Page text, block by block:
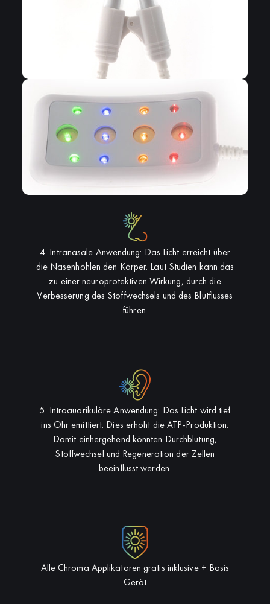
4. Intranasale Anwendung: Das Licht erreicht über
die Nasenhöhlen den Körper. Laut Studien kann das
zu einer neuroprotektiven Wirkung, durch die
Verbesserung des Stoffwechsels und des Blutflusses
führen.
5. Intraauarikuläre Anwendung: Das Licht wird tief
ins Ohr emittiert. Dies erhöht die ATP-Produktion.
Damit einhergehend könnten Durchblutung,
Stoffwechsel und Regeneration der Zellen
beeinflusst werden.
Alle Chroma Applikatoren gratis inklusive + Basis
Gerät